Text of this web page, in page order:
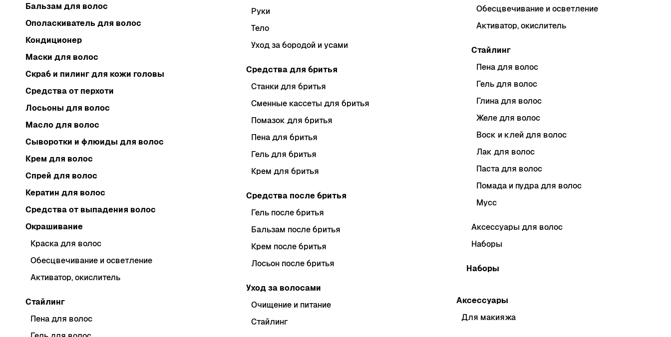
Бальзам для волос
Ополаскиватель для волос
Кондиционер
Маски для волос
Скраб и пилинг для кожи головы
Средства от перхоти
Лосьоны для волос
Масло для волос
Сыворотки и флюиды для волос
Крем для волос
Спрей для волос
Кератин для волос
Средства от выпадения волос
Окрашивание
Краска для волос
Обесцвечивание и осветление
Активатор, окислитель
Стайлинг
Пена для волос
Руки
Тело
Уход за бородой и усами
Средства для бритья
Станки для бритья
Сменные кассеты для бритья
Помазок для бритья
Пена для бритья
Гель для бритья
Крем для бритья
Средства после бритья
Гель после бритья
Бальзам после бритья
Крем после бритья
Лосьон после бритья
Уход за волосами
Очищение и питание
Стайлинг
Обесцвечивание и осветление
Активатор, окислитель
Стайлинг
Пена для волос
Гель для волос
Глина для волос
Желе для волос
Воск и клей для волос
Лак для волос
Паста для волос
Помада и пудра для волос
Мусс
Аксессуары для волос
Наборы
Наборы
Аксессуары
Для макияжа